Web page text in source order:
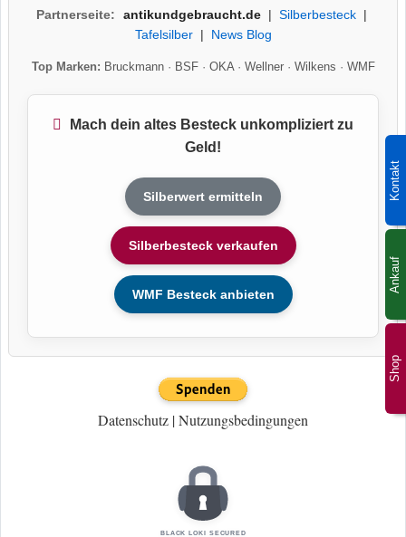
Shop
Kontakt
Ankauf
Partnerseite: antikundgebraucht.de| Silberbesteck|
Tafelsilber| News Blog
Top Marken: Bruckmann· BSF· OKA· Wellner· Wilkens · WMF
Mach dein altes Besteck unkompliziert zu
Geld!
Silberwert ermitteln
Silberbesteck verkaufen
WMF Besteck anbieten
Datenschutz |Nutzungsbedingungen
BLACK LOKI SECURED